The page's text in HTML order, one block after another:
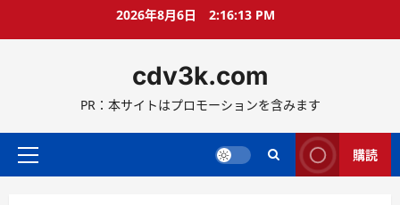
ス
ッ
2026年8月6日 2:16:15 PM
cdv3k.com
PR：本サイトはプロモーションを含みます
メ
購読